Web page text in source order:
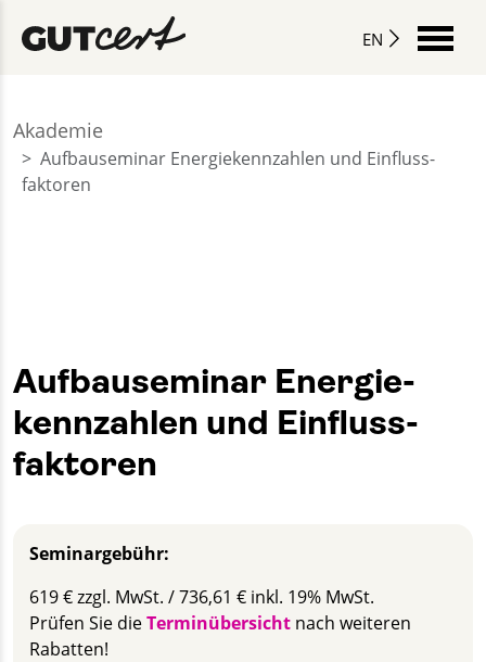
EN
Akademie
Aufbau­seminar Energie­kennzahlen und Einfluss­
faktoren
Aufbau­seminar Energie­
kennzahlen und Einfluss­
faktoren
Seminargebühr:
619 € zzgl. MwSt. / 736,61 € inkl. 19% MwSt.
Prüfen Sie dieTerminübersicht nach weiteren
Rabatten!